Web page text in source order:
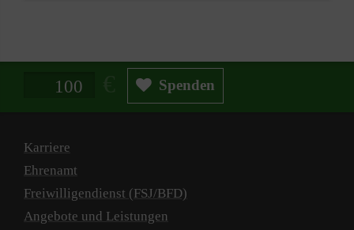
Spendenbetrag in Euro Spenden
Karriere
Ehrenamt
Freiwilligendienst (FSJ/BFD)
Angebote und Leistungen